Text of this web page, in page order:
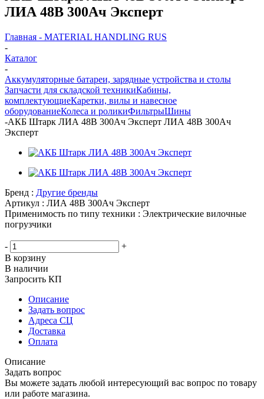
ЛИА 48В 300Ач Эксперт
Главная - MATERIAL HANDLING RUS
-
Каталог
-
Аккумуляторные батареи, зарядные устройства и столы
Запчасти для складской техникиКабины,
комплектующиеКаретки, вилы и навесное
оборудованиеКолеса и роликиФильтрыШины
-АКБ Штарк ЛИА 48В 300Ач Эксперт ЛИА 48В 300Ач
Эксперт
Бренд : Другие бренды
Артикул : ЛИА 48В 300Ач Эксперт
Применимость по типу техники : Электрические вилочные
погрузчики
-
+
В корзину
В наличии
Запросить КП
Описание
Задать вопрос
Адреса СЦ
Доставка
Оплата
Описание
Задать вопрос
Вы можете задать любой интересующий вас вопрос по товару
или работе магазина.